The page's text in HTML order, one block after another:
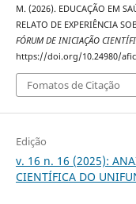
M. (2026). EDUCAÇÃO EM
RELATO DE EXPERIÊNCIA
FÓRUM DE INICIAÇÃO
https://doi.org/10.24980/
Fomatos de Citação
Edição
v. 16 n. 16 (2025):
CIENTÍFICA DO